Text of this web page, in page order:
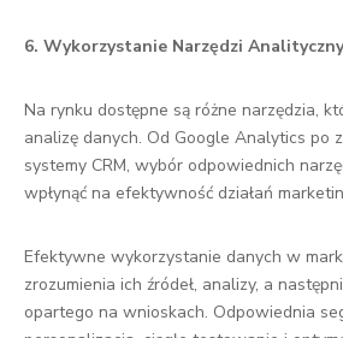
6. Wykorzystanie Narzędzi
Na rynku dostępne są różne narzędzia,
analizę danych. Od Google Analytics po
systemy CRM, wybór odpowiednich
wpłynąć na efektywność działań
Efektywne wykorzystanie danych w
zrozumienia ich źródeł, analizy, a
opartego na wnioskach. Odpowiednia